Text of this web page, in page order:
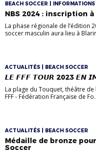
BEACH SOCCER | INFORMATIONS
NBS 2024 : inscription
La phase régionale de l’édition
soccer masculin aura lieu à
ACTUALITÉS | BEACH SOCCER
𝙇𝙀 𝙁𝙁𝙁 𝙏𝙊𝙐𝙍 2023 𝙀𝙉
La plage du Touquet, théâtre
FFF - Fédération Française de
ACTUALITÉS | BEACH SOCCER
Médaille de bronze
Soccer